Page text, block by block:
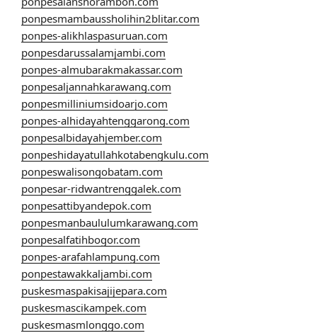
ponpesmambaussholihin2blitar.com
ponpes-alikhlaspasuruan.com
ponpesdarussalamjambi.com
ponpes-almubarakmakassar.com
ponpesaljannahkarawang.com
ponpesmilliniumsidoarjo.com
ponpes-alhidayahtenggarong.com
ponpesalbidayahjember.com
ponpeshidayatullahkotabengkulu.com
ponpeswalisongobatam.com
ponpesar-ridwantrenggalek.com
ponpesattibyandepok.com
ponpesmanbaululumkarawang.com
ponpesalfatihbogor.com
ponpes-arafahlampung.com
ponpestawakkaljambi.com
puskesmaspakisajijepara.com
puskesmascikampek.com
puskesmasmlonggo.com